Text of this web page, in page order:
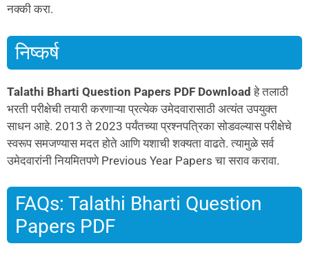
नक्की करा.
निष्कर्ष
Talathi Bharti Question Papers PDF Download हे तलाठी
भरती परीक्षेची तयारी करणाऱ्या प्रत्येक उमेदवारासाठी अत्यंत उपयुक्त
साधन आहे. 2013 ते 2023 पर्यंतच्या प्रश्नपत्रिका सोडवल्यास परीक्षेचे
स्वरूप समजण्यास मदत होते आणि यशाची शक्यता वाढते. त्यामुळे सर्व
उमेदवारांनी नियमितपणे Previous Year Papers चा सराव करावा.
FAQs: Talathi Bharti Question
Papers PDF